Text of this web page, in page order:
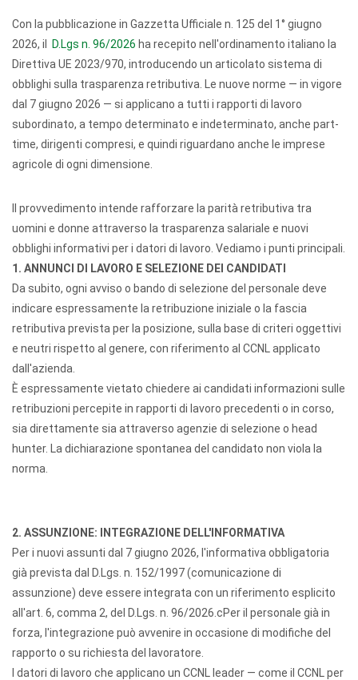
Con la pubblicazione in Gazzetta Ufficiale n. 125 del 1° giugno
2026, il
D.Lgs n. 96/2026 ha recepito nell'ordinamento italiano la
Direttiva UE 2023/970, introducendo un articolato sistema di
obblighi sulla trasparenza retributiva. Le nuove norme — in vigore
dal 7 giugno 2026 — si applicano a tutti i rapporti di lavoro
subordinato, a tempo determinato e indeterminato, anche part-
time, dirigenti compresi, e quindi riguardano anche le imprese
agricole di ogni dimensione.
Il provvedimento intende rafforzare la parità retributiva tra
uomini e donne attraverso la trasparenza salariale e nuovi
obblighi informativi per i datori di lavoro. Vediamo i punti principali.
1. ANNUNCI DI LAVORO E SELEZIONE DEI CANDIDATI
Da subito, ogni avviso o bando di selezione del personale deve
indicare espressamente la retribuzione iniziale o la fascia
retributiva prevista per la posizione, sulla base di criteri oggettivi
e neutri rispetto al genere, con riferimento al CCNL applicato
dall'azienda.
È espressamente vietato chiedere ai candidati informazioni sulle
retribuzioni percepite in rapporti di lavoro precedenti o in corso,
sia direttamente sia attraverso agenzie di selezione o head
hunter. La dichiarazione spontanea del candidato non viola la
norma.
2. ASSUNZIONE: INTEGRAZIONE DELL'INFORMATIVA
Per i nuovi assunti dal 7 giugno 2026, l'informativa obbligatoria
già prevista dal D.Lgs. n. 152/1997 (comunicazione di
assunzione) deve essere integrata con un riferimento esplicito
all'art. 6, comma 2, del D.Lgs. n. 96/2026.cPer il personale già in
forza, l'integrazione può avvenire in occasione di modifiche del
rapporto o su richiesta del lavoratore.
I datori di lavoro che applicano un CCNL leader — come il CCNL per